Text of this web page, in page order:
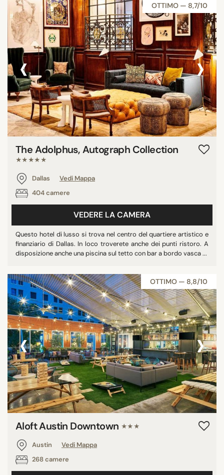
OTTIMO — 8,7/10
‹ ›
The Adolphus, Autograph Collection
★★★★★
Dallas
Vedi Mappa
404 camere
VEDERE LA CAMERA
Questo hotel di lusso si trova nel centro del quartiere artistico e
finanziario di Dallas. In loco troverete anche dei punti ristoro. A
disposizione anche una piscina sul tetto con bar a bordo vasca ...
OTTIMO — 8,8/10
‹ ›
Aloft Austin Downtown ★★★
Austin
Vedi Mappa
268 camere